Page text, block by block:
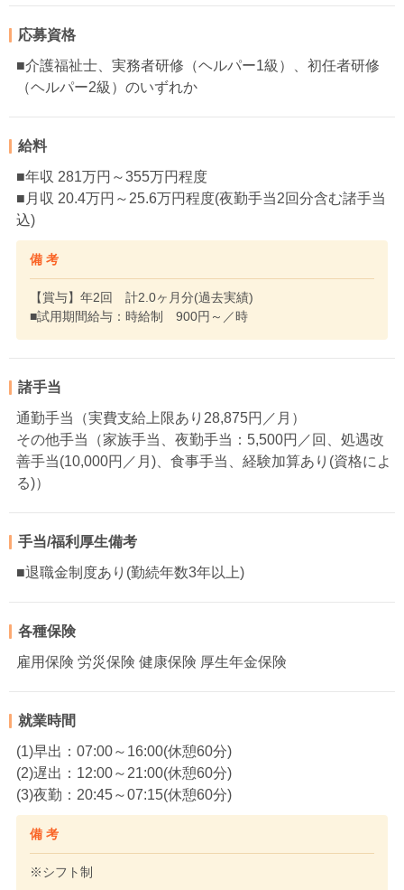
応募資格
■介護福祉士、実務者研修（ヘルパー1級）、初任者研修
（ヘルパー2級）のいずれか
給料
■年収 281万円～355万円程度
■月収 20.4万円～25.6万円程度(夜勤手当2回分含む諸手当
込)
備 考
【賞与】年2回 計2.0ヶ月分(過去実績)
■試用期間給与：時給制 900円～／時
諸手当
通勤手当（実費支給上限あり28,875円／月）
その他手当（家族手当、夜勤手当：5,500円／回、処遇改
善手当(10,000円／月)、食事手当、経験加算あり(資格によ
る)）
手当/福利厚生備考
■退職金制度あり(勤続年数3年以上)
各種保険
雇用保険 労災保険 健康保険 厚生年金保険
就業時間
(1)早出：07:00～16:00(休憩60分)
(2)遅出：12:00～21:00(休憩60分)
(3)夜勤：20:45～07:15(休憩60分)
備 考
※シフト制